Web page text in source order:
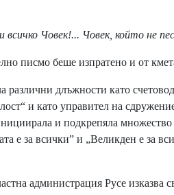
всичко Човек!... Човек, който не
писмо беше изпратено и от
различни длъжности като
и като управител на
и подкрепяла
е за всички” и „Великден е за
администрация Русе изказва